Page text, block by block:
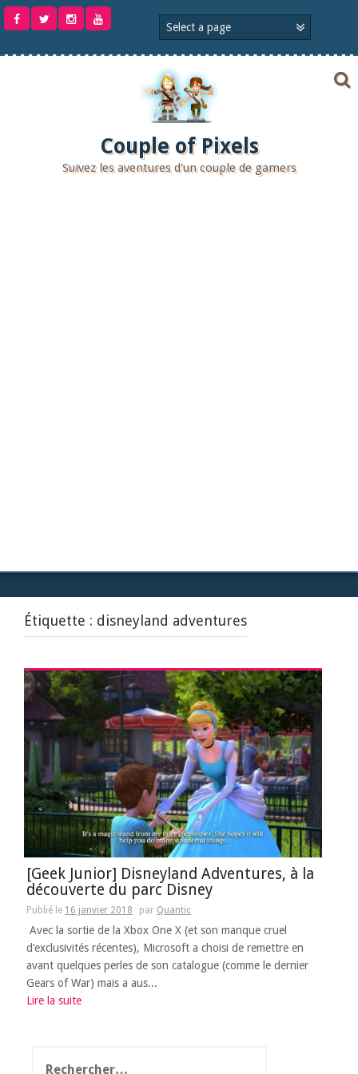
Aller
Couple of Pixels
Suivez les aventures d'un couple de gamers
Étiquette : disneyland adventures
[Geek Junior] Disneyland Adventures, à la
découverte du parc Disney
Publié le 16 janvier 2018 par Quantic
Avec la sortie de la Xbox One X (et son manque cruel
d’exclusivités récentes), Microsoft a choisi de remettre en
avant quelques perles de son catalogue (comme le dernier
Gears of War) mais a aus...
Lire la suite